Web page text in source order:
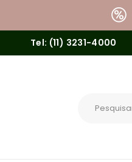
Tel: (11) 3231-4000